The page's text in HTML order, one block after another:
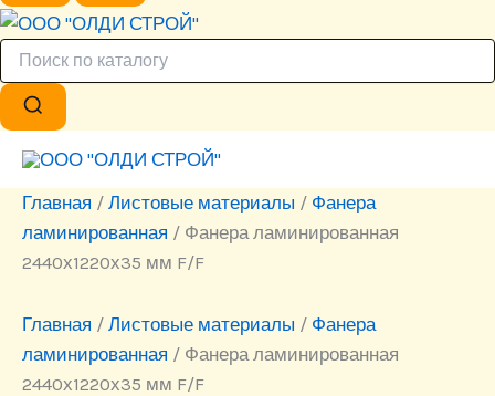
Главная / Листовые материалы / Фанера
ламинированная / Фанера ламинированная
2440х1220х35 мм F/F
Главная / Листовые материалы / Фанера
ламинированная / Фанера ламинированная
2440х1220х35 мм F/F